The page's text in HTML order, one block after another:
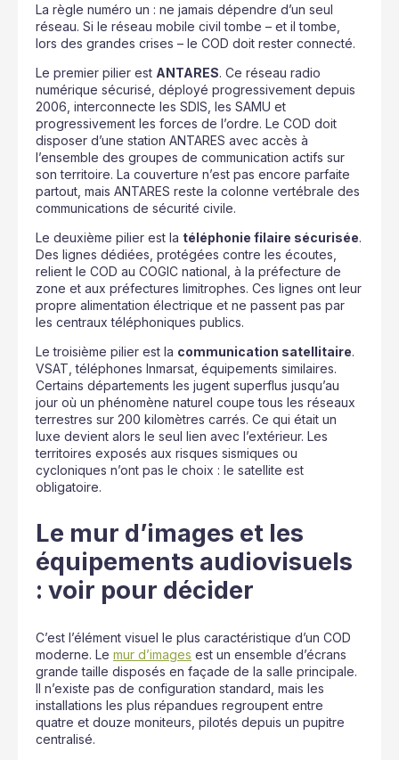
La règle numéro un : ne jamais dépendre d’un seul
réseau. Si le réseau mobile civil tombe – et il tombe,
lors des grandes crises – le COD doit rester connecté.
Le premier pilier est ANTARES. Ce réseau radio
numérique sécurisé, déployé progressivement depuis
2006, interconnecte les SDIS, les SAMU et
progressivement les forces de l’ordre. Le COD doit
disposer d’une station ANTARES avec accès à
l’ensemble des groupes de communication actifs sur
son territoire. La couverture n’est pas encore parfaite
partout, mais ANTARES reste la colonne vertébrale des
communications de sécurité civile.
Le deuxième pilier est la téléphonie filaire sécurisée.
Des lignes dédiées, protégées contre les écoutes,
relient le COD au COGIC national, à la préfecture de
zone et aux préfectures limitrophes. Ces lignes ont leur
propre alimentation électrique et ne passent pas par
les centraux téléphoniques publics.
Le troisième pilier est la communication satellitaire.
VSAT, téléphones Inmarsat, équipements similaires.
Certains départements les jugent superflus jusqu’au
jour où un phénomène naturel coupe tous les réseaux
terrestres sur 200 kilomètres carrés. Ce qui était un
luxe devient alors le seul lien avec l’extérieur. Les
territoires exposés aux risques sismiques ou
cycloniques n’ont pas le choix : le satellite est
obligatoire.
Le mur d’images et les
équipements audiovisuels
: voir pour décider
C’est l’élément visuel le plus caractéristique d’un COD
moderne. Le mur d’images est un ensemble d’écrans
grande taille disposés en façade de la salle principale.
Il n’existe pas de configuration standard, mais les
installations les plus répandues regroupent entre
quatre et douze moniteurs, pilotés depuis un pupitre
centralisé.